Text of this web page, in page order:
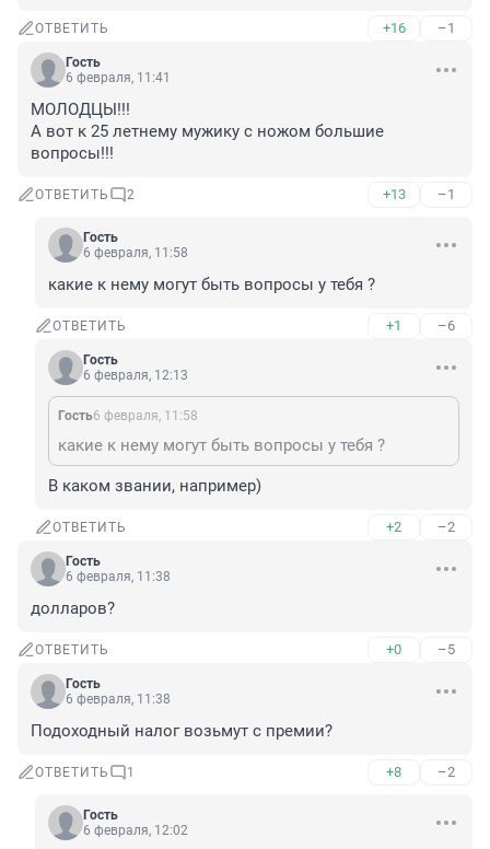
ОТВЕТИТЬ +16 –1
Гость
6 февраля, 11:41
МОЛОДЦЫ!!!
А вот к 25 летнему мужику с ножом большие
вопросы!!!
ОТВЕТИТЬ 2 +13 –1
Гость
6 февраля, 11:58
какие к нему могут быть вопросы у тебя ?
ОТВЕТИТЬ +1 –6
Гость
6 февраля, 12:13
Гость6 февраля, 11:58
какие к нему могут быть вопросы у тебя ?
В каком звании, например)
ОТВЕТИТЬ +2 –2
Гость
6 февраля, 11:38
долларов?
ОТВЕТИТЬ +0 –5
Гость
6 февраля, 11:38
Подоходный налог возьмут с премии?
ОТВЕТИТЬ 1 +8 –2
Гость
6 февраля, 12:02